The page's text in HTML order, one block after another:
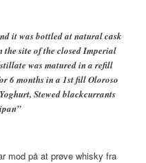
it was bottled at natural cask
the site of the closed Imperial
was matured in a refill
6 months in a 1st fill Oloroso
Stewed blackcurrants
mod på at prøve whisky fra